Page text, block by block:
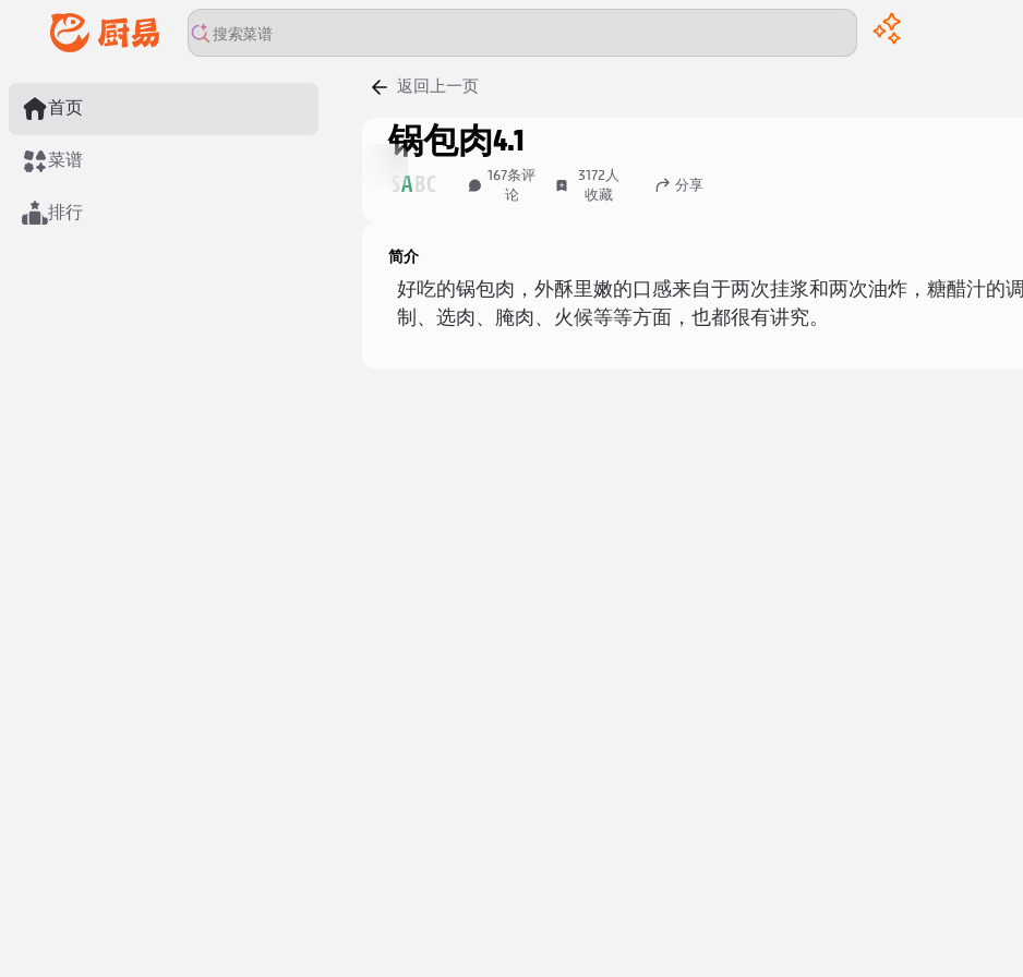
首页
菜谱
排行
返回上一页
锅包肉4.1
SA BC 167条评
论
3172 人
收藏
分享
简介
好吃的锅包肉，外酥里嫩的口感来自于两次挂浆和两次油炸，糖醋汁的调
制、选肉、腌肉、火候等等方面，也都很有讲究。